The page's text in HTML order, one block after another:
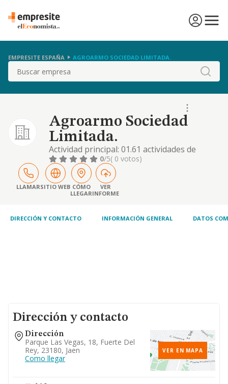
EMPRESITE ESPAÑA AGROARMO SOCIEDAD LIMITADA.
Buscar
Agroarmo Sociedad
Limitada.
Actividad principal: 01.61 actividades de
apoyo a la agricultura. otras actividades:
47.76 comercio al por menor de flores,
plantas, semillas, fertilizantes, animales de
compañía y alimentos para los mismos en
establecimientos especializados, 42.21
0/5( 0 votos)
LLAMARSITIO WEB CÓMO
LLEGAR
VER
INFORME
DIRECCIÓN Y CONTACTO INFORMACIÓN GENERAL DATOS
Dirección y contacto
Dirección
Parque Las Vegas, 18, Fuerte Del
Rey, 23180, Jaen
Como llegar
VER EN MAPA